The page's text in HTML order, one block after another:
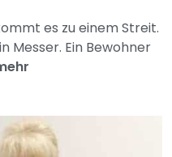
es zu einem Streit.
Messer. Ein Bewohner